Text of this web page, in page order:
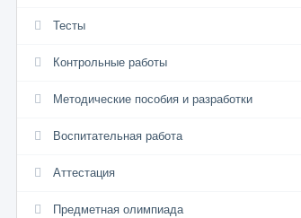
Тесты
Контрольные работы
Методические пособия и разработки
Воспитательная работа
Аттестация
Предметная олимпиада